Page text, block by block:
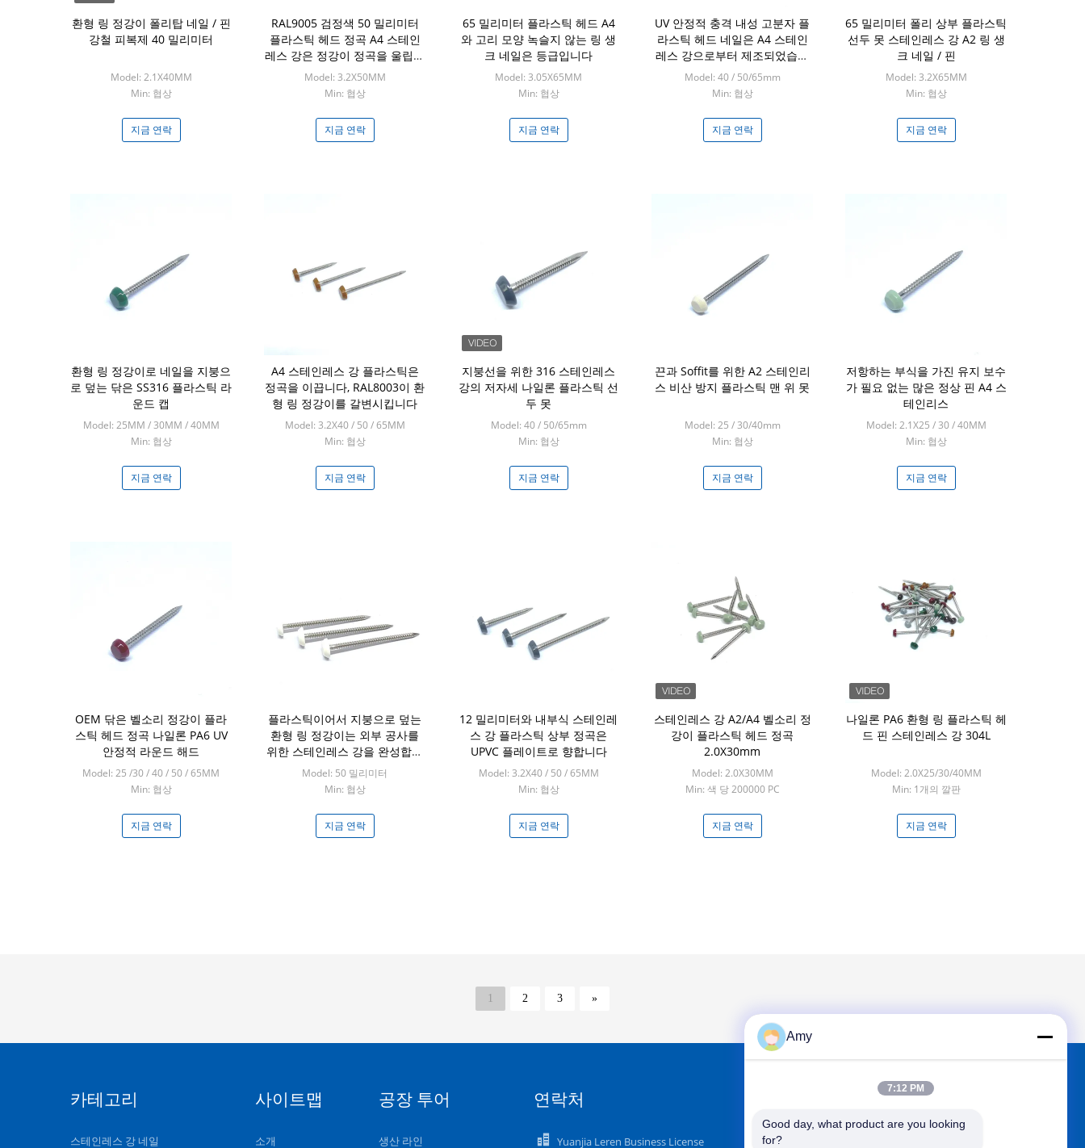
환형 링 정강이 폴리탑 네일 / 핀
강철 피복제 40 밀리미터
Model: 2.1X40MM
Min: 협상
지금 연락
RAL9005 검정색 50 밀리미터
플라스틱 헤드 정곡 A4 스테인
레스 강은 정강이 정곡을 울립니
다
Model: 3.2X50MM
Min: 협상
지금 연락
65 밀리미터 플라스틱 헤드 A4
와 고리 모양 녹슬지 않는 링 생
크 네일은 등급입니다
Model: 3.05X65MM
Min: 협상
지금 연락
UV 안정적 충격 내성 고분자 플
라스틱 헤드 네일은 A4 스테인
레스 강으로부터 제조되었습니
다
Model: 40 / 50/65mm
Min: 협상
지금 연락
65 밀리미터 폴리 상부 플라스틱
선두 못 스테인레스 강 A2 링 생
크 네일 / 핀
Model: 3.2X65MM
Min: 협상
지금 연락
환형 링 정강이로 네일을 지붕으
로 덮는 닦은 SS316 플라스틱 라
운드 캡
Model: 25MM / 30MM / 40MM
Min: 협상
지금 연락
A4 스테인레스 강 플라스틱은
정곡을 이끕니다, RAL8003이 환
형 링 정강이를 갈변시킵니다
Model: 3.2X40 / 50 / 65MM
Min: 협상
지금 연락
지붕선을 위한 316 스테인레스
강의 저자세 나일론 플라스틱 선
두 못
Model: 40 / 50/65mm
Min: 협상
지금 연락
끈과 Soffit를 위한 A2 스테인리
스 비산 방지 플라스틱 맨 위 못
Model: 25 / 30/40mm
Min: 협상
지금 연락
저항하는 부식을 가진 유지 보수
가 필요 없는 많은 정상 핀 A4 스
테인리스
Model: 2.1X25 / 30 / 40MM
Min: 협상
지금 연락
OEM 닦은 벨소리 정강이 플라
스틱 헤드 정곡 나일론 PA6 UV
안정적 라운드 해드
Model: 25 /30 / 40 / 50 / 65MM
Min: 협상
지금 연락
플라스틱이어서 지붕으로 덮는
환형 링 정강이는 외부 공사를
위한 스테인레스 강을 완성합니
다
Model: 50 밀리미터
Min: 협상
지금 연락
12 밀리미터와 내부식 스테인레
스 강 플라스틱 상부 정곡은
UPVC 플레이트로 향합니다
Model: 3.2X40 / 50 / 65MM
Min: 협상
지금 연락
스테인레스 강 A2/A4 벨소리 정
강이 플라스틱 헤드 정곡
2.0X30mm
Model: 2.0X30MM
Min: 색 당 200000 PC
지금 연락
나일론 PA6 환형 링 플라스틱 헤
드 핀 스테인레스 강 304L
Model: 2.0X25/30/40MM
Min: 1개의 깔판
지금 연락
1 2 3 »
카테고리
스테인레스 강 네일
사이트맵
소개
공장 투어
생산 라인
연락처
Yuanjia Leren Business License
에서 찾아주세요
Amy
7:12 PM
Good day, what product are you looking
for?